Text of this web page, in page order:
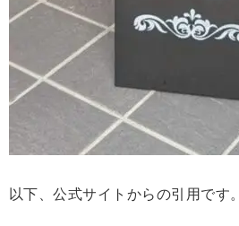
以下、公式サイトからの引用です。